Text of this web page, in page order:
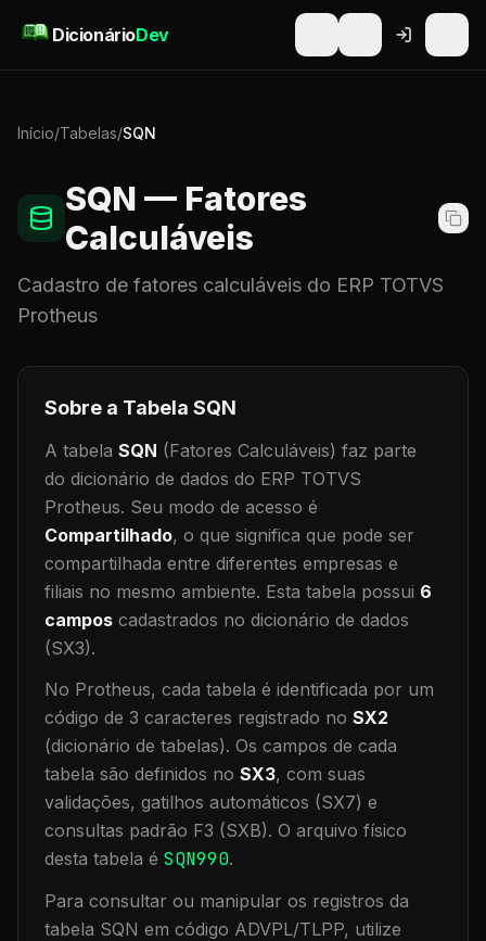
DicionárioDev
Início/Tabelas/SQN
SQN — Fatores
Calculáveis
Cadastro de fatores calculáveis do ERP TOTVS
Protheus
Sobre a Tabela SQN
A tabela SQN (Fatores Calculáveis) faz parte
do dicionário de dados do ERP TOTVS
Protheus. Seu modo de acesso é
Compartilhado, o que significa que pode ser
compartilhada entre diferentes empresas e
filiais no mesmo ambiente. Esta tabela possui 6
campos cadastrados no dicionário de dados
(SX3).
No Protheus, cada tabela é identificada por um
código de 3 caracteres registrado no SX2
(dicionário de tabelas). Os campos de cada
tabela são definidos no SX3, com suas
validações, gatilhos automáticos (SX7) e
consultas padrão F3 (SXB). O arquivo físico
desta tabela é SQN990.
Para consultar ou manipular os registros da
tabela SQN em código ADVPL/TLPP, utilize